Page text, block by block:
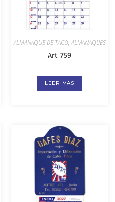
ALMANAQUE DE TACO,ALMANAQUES
Art 759
LEER MÁS